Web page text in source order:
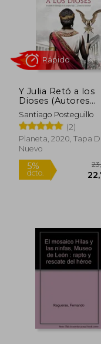
5%
dcto.
Rápido
Y Julia Retó a los
Dioses (Autores
Españoles e
Iberoamericanos)
Santiago Posteguillo
(2)
Planeta, 2020, Tapa
Nuevo